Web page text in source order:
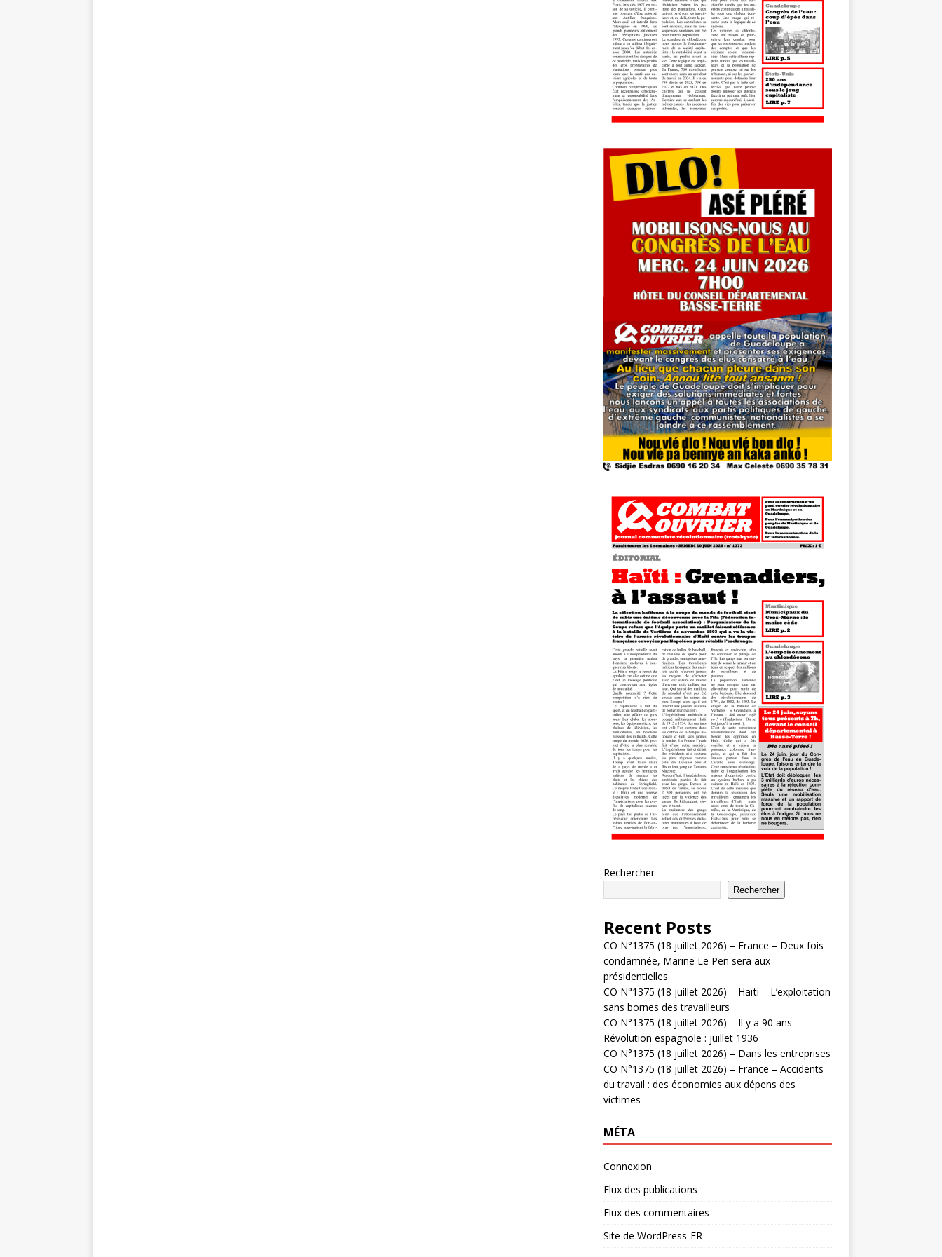
Rechercher
Rechercher
Recent Posts
CO N°1375 (18 juillet 2026) – France – Deux fois
condamnée, Marine Le Pen sera aux
présidentielles
CO N°1375 (18 juillet 2026) – Haïti – L’exploitation
sans bornes des travailleurs
CO N°1375 (18 juillet 2026) – Il y a 90 ans –
Révolution espagnole : juillet 1936
CO N°1375 (18 juillet 2026) – Dans les entreprises
CO N°1375 (18 juillet 2026) – France – Accidents
du travail : des économies aux dépens des
victimes
MÉTA
Connexion
Flux des publications
Flux des commentaires
Site de WordPress-FR